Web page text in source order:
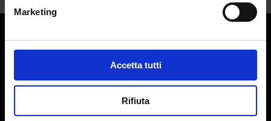
Marketing
Accetta tutti
Rifiuta
Logo ADLMag è stato realizzato dall’ Art Director Patrizio